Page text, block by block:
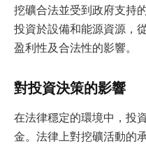
挖礦合法並受到政府支持
投資於設備和能源資源，
盈利性及合法性的影響。
對投資決策的影響
在法律穩定的環境中，投
金。法律上對挖礦活動的